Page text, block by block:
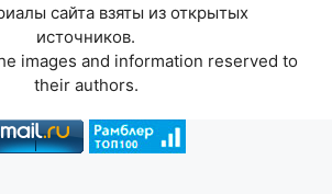
сайта взяты из открытых
источников.
images and information reserved to
their authors.